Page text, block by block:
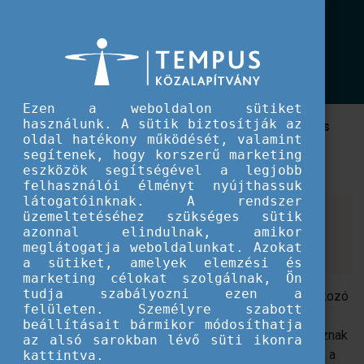
T-Kit 12: Youth transforming conflict
Ez a T-kit összegyűjti a konfliktusokkal kapcsolatos
elméleteket, elképzeléseket és az ifjúságsegítők
konkrét tapasztalatait a konfliktuskezelésről.
Editorial Team:
Nadine Lyamouri-Bajja - Nina Genneby - Ruben
Markosyan - Yael Ohana
Számos ifjúsági szervezet és ifjúsági munkával foglalkozó
szakember dolgozik aktívan a különböző típusú
konfliktusok kezelésén. Ennek ellenére gyakran hiányoznak
az erőforrások, a megfelelő információk és módszerek a
Ezen a weboldalon sütiket
használunk. A sütik biztosítják az
oldal hatékony működését, valamint
segítenek, hogy korszerű marketing
eszközök segítségével a legjobb
felhasználói élményt nyújthassuk
látogatóinknak. A rendszer
üzemeltetéséhez szükséges sütik
azonnal elindulnak, amikor
meglátogatja weboldalunkat. Azokat
a sütiket, amelyek elemzési és
marketing célokat szolgálnak, Ön
tudja szabályozni ezen a
felületen. Személyre szabott
beállításait bármikor módosíthatja
az alsó sarokban lévő süti ikonra
kattintva.